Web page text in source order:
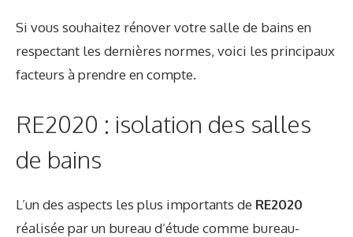
Si vous souhaitez rénover votre salle de bains en
respectant les dernières normes, voici les principaux
facteurs à prendre en compte.
RE2020 : isolation des salles
de bains
L’un des aspects les plus importants de RE2020
réalisée par un bureau d’étude comme bureau-